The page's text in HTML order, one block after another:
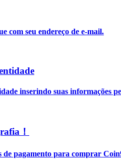
informações comerciais, etc.
com seu endereço de e-mail.
inserindo suas informações
！
de pagamento para comprar